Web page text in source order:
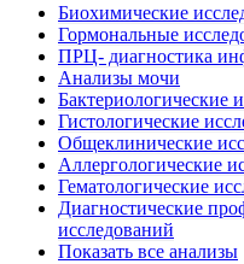
Биохимические
Гормональные
ПРЦ- диагностика
Анализы мочи
Бактериологические
Гистологические
Общеклинические
Аллергологические
Гематологические
Диагностические
исследований
Показать все анализы